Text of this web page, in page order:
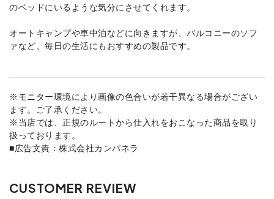
のベッドにいるような気分にさせてくれます。
オートキャンプや車中泊などに向きますが、バルコニーのソフ
ァなど、毎日の生活にもおすすめの製品です。
※モニター環境により画像の色合いが若干異なる場合がござい
ます。ご了承ください。
※当店では、正規のルートから仕入れをおこなった商品を取り
扱っております。
■広告文責：株式会社カンパネラ